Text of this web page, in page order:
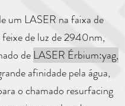
um LASER na faixa de
feixe de luz de 2940nm,
de LASER Érbium:yag,
afinidade pela água,
o chamado resurfacing